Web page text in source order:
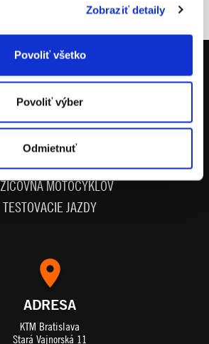
Zobraziť detaily
Povoliť všetko
Povoliť výber
Odmietnuť
MOTOCYKLE
POWERPARTS
POWERWEAR
NÁHRADNÉ DIELY
MOTOCYKLOV
TESTOVACIE JAZDY
ADRESA
KTM Bratislava
Stará Vajnorská 11